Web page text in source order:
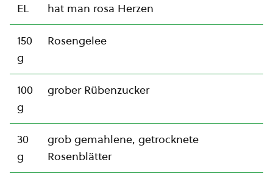
EL
hat man rosa Herzen
150
g
Rosengelee
100
g
grober Rübenzucker
30
g
grob gemahlene, getrocknete
Rosenblätter